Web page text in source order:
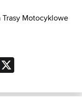
Trasy Motocyklowe